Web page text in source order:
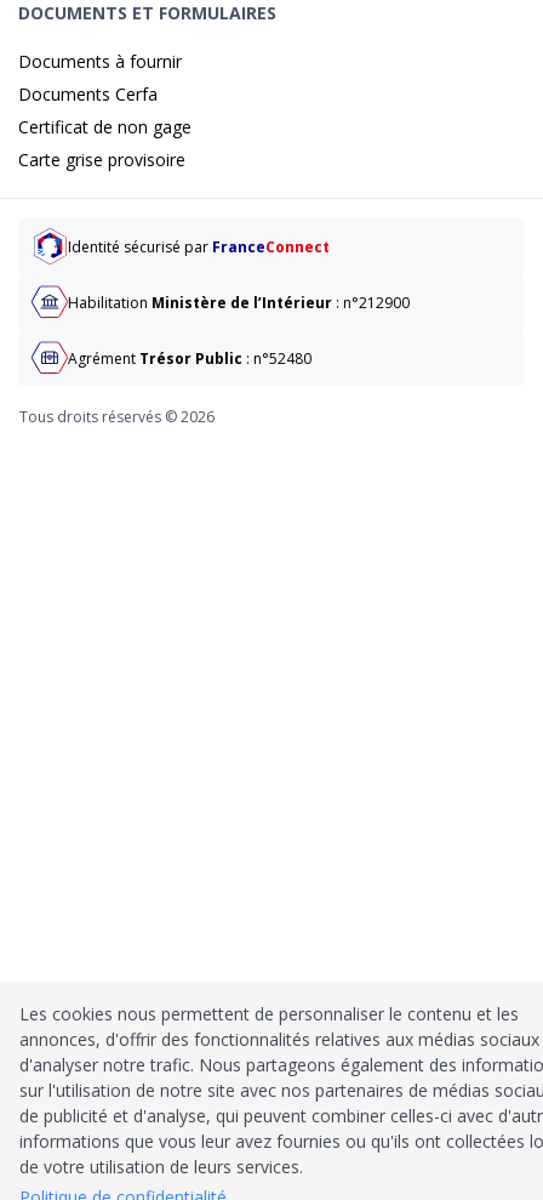
DOCUMENTS ET FORMULAIRES
Documents à fournir
Documents Cerfa
Certificat de non gage
Carte grise provisoire
Identité sécurisé par FranceConnect
Habilitation Ministère de l’Intérieur : n°212900
Agrément Trésor Public : n°52480
Tous droits réservés © 2026
Les cookies nous permettent de personnaliser le contenu et les
annonces, d'offrir des fonctionnalités relatives aux médias
d'analyser notre trafic. Nous partageons également des
sur l'utilisation de notre site avec nos partenaires de médias
de publicité et d'analyse, qui peuvent combiner celles-ci avec
informations que vous leur avez fournies ou qu'ils ont collectées
de votre utilisation de leurs services.